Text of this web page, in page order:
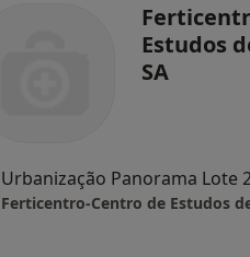
Estudos
SA
Ferticentro-Centro de Estudos